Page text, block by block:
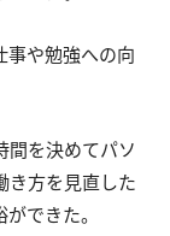
事や勉強への向
間を決めてパソ
き方を見直した
できた。